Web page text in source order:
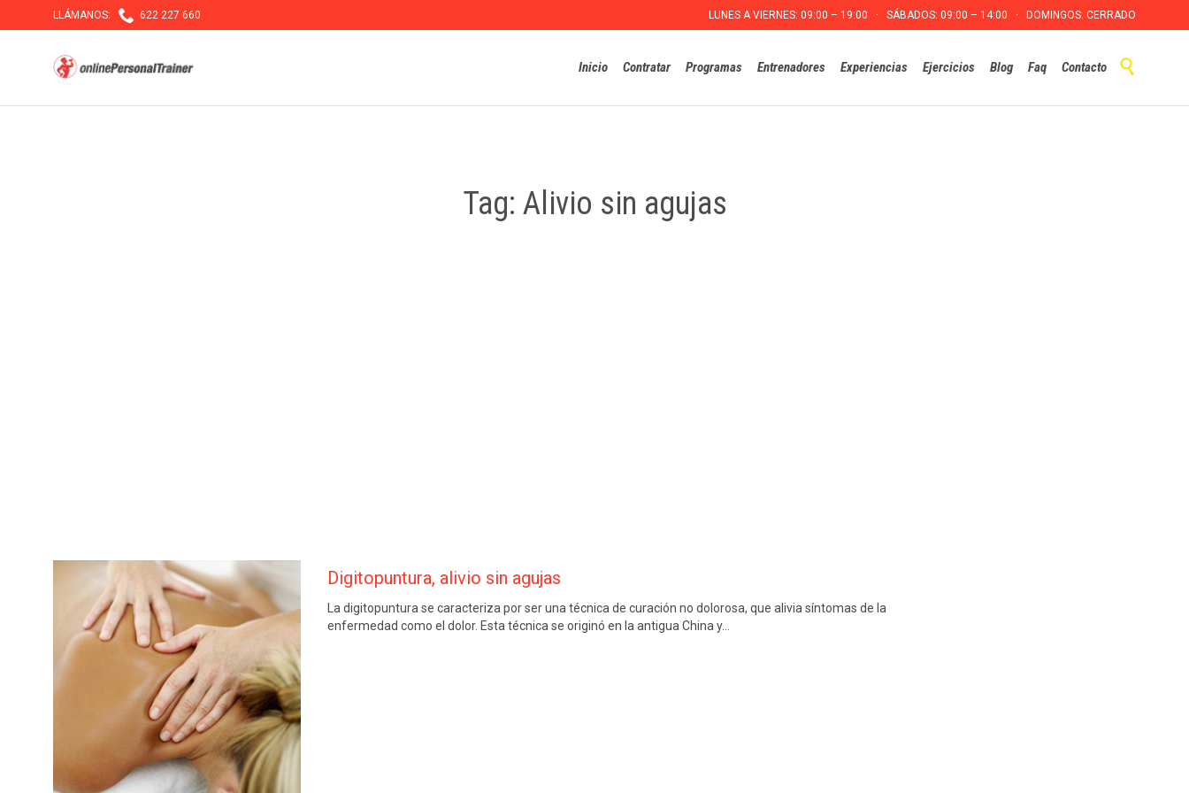
LLÁMANOS:  622 227 660 LUNES A VIERNES: 09:00 – 19:00 · SÁBADOS: 09:00 – 14:00 · DOMINGOS: CERRADO
to
Inicio Contratar Programas Entrenadores Experiencias Ejercicios Blog Faq Contacto 
Tag: Alivio sin agujas
Digitopuntura, alivio sin agujas
La digitopuntura se caracteriza por ser una técnica de curación no dolorosa, que alivia síntomas de la
enfermedad como el dolor. Esta técnica se originó en la antigua China y…